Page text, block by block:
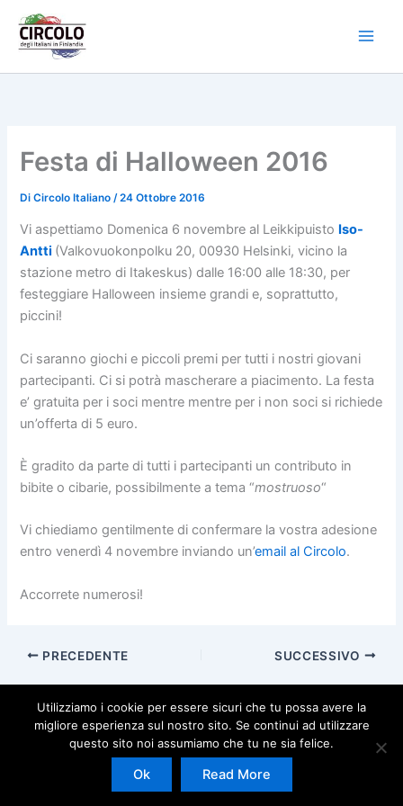
contenuto
Festa di Halloween 2016
DiCircolo Italiano /24 Ottobre 2016
Vi aspettiamo Domenica 6 novembre al Leikkipuisto Iso-
Antti (Valkovuokonpolku 20, 00930 Helsinki, vicino la
stazione metro di Itakeskus) dalle 16:00 alle 18:30, per
festeggiare Halloween insieme grandi e, soprattutto,
piccini!
Ci saranno giochi e piccoli premi per tutti i nostri giovani
partecipanti. Ci si potrà mascherare a piacimento. La festa
e’ gratuita per i soci mentre mentre per i non soci si richiede
un’offerta di 5 euro.
È gradito da parte di tutti i partecipanti un contributo in
bibite o cibarie, possibilmente a tema “mostruoso“
Vi chiediamo gentilmente di confermare la vostra adesione
entro venerdì 4 novembre inviando un’email al Circolo.
Accorrete numerosi!
PRECEDENTE SUCCESSIVO
Copyright © 2026 | Powered byTema WordPress Astra
Utilizziamo i cookie per essere sicuri che tu possa avere la
migliore esperienza sul nostro sito. Se continui ad utilizzare
questo sito noi assumiamo che tu ne sia felice.
Ok Read More